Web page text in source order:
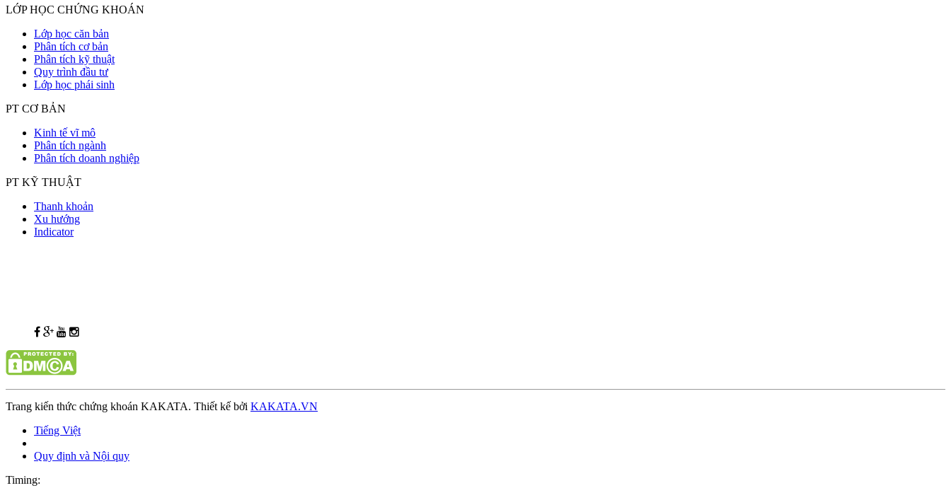
LỚP HỌC CHỨNG KHOÁN
Lớp học căn bản
Phân tích cơ bản
Phân tích kỹ thuật
Quy trình đầu tư
Lớp học phái sinh
PT CƠ BẢN
Kinh tế vĩ mô
Phân tích ngành
Phân tích doanh nghiệp
PT KỸ THUẬT
Thanh khoản
Xu hướng
Indicator
Trang kiến thức chứng khoán KAKATA. Thiết kế bởi KAKATA.VN
Tiếng Việt
Quy định và Nội quy
Timing: